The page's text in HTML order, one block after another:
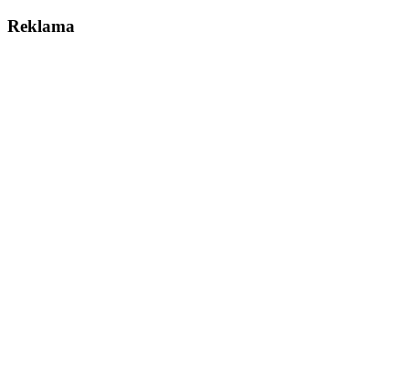
Reklama